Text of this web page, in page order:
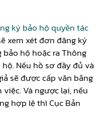
ký bảo hộ quyền tác
xem xét đơn đăng ký
hộ hoặc ra Thông
Nếu hồ sơ đầy đủ và
sẽ được cấp văn bằng
Và ngược lại, nếu
hợp lệ thì Cục Bản